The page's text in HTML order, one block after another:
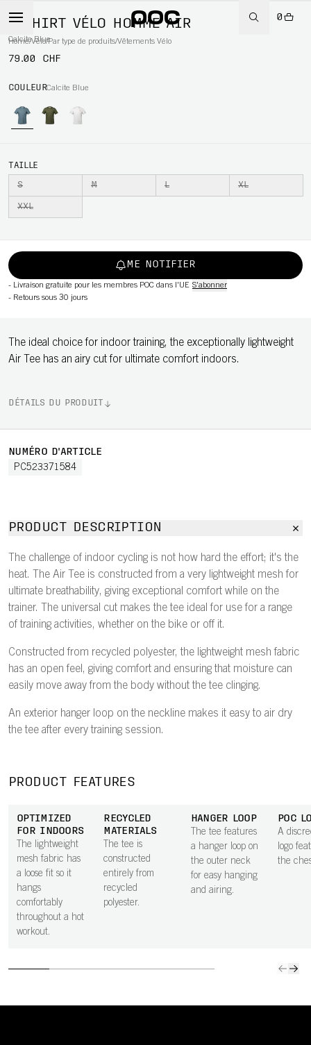
0
Home/Vélo/Par type de produits/Vêtements Vélo
T-SHIRT VÉLO HOMME AIR
Calcite Blue
79.00 CHF
COULEURCalcite Blue
TAILLE
S M L XL
XXL
ME NOTIFIER
- Livraison gratuite pour les membres POC dans l'UE S'abonner
- Retours sous 30 jours
The ideal choice for indoor training, the exceptionally lightweight
Air Tee has an airy cut for ultimate comfort indoors.
DÉTAILS DU PRODUIT
NUMÉRO D'ARTICLE
PC523371584
PRODUCT DESCRIPTION
The challenge of indoor cycling is not how hard the effort; it's the
heat. The Air Tee is constructed from a very lightweight mesh for
ultimate breathability, giving exceptional comfort while on the
trainer. The universal cut makes the tee ideal for use for a range
of training activities, whether on the bike or off it.
Constructed from recycled polyester, the lightweight mesh fabric
has an open feel, giving comfort and ensuring that moisture can
easily move away from the body without the tee clinging.
An exterior hanger loop on the neckline makes it easy to air dry
the tee after every training session.
PRODUCT FEATURES
OPTIMIZED
FOR INDOORS
The lightweight
mesh fabric has
a loose fit so it
hangs
comfortably
throughout a hot
workout.
RECYCLED
MATERIALS
The tee is
constructed
entirely from
recycled
polyester.
HANGER LOOP
The tee features
a hanger loop on
the outer neck
for easy hanging
and airing.
POC
A
logo
the